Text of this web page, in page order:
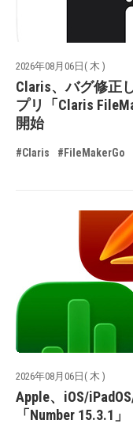
2026年08月06日( 木 )
Claris、バグ修正
プリ「Claris
開始
#Claris #FileMakerGo
2026年08月06日( 木 )
Apple、iOS/
「Number 15.3.1